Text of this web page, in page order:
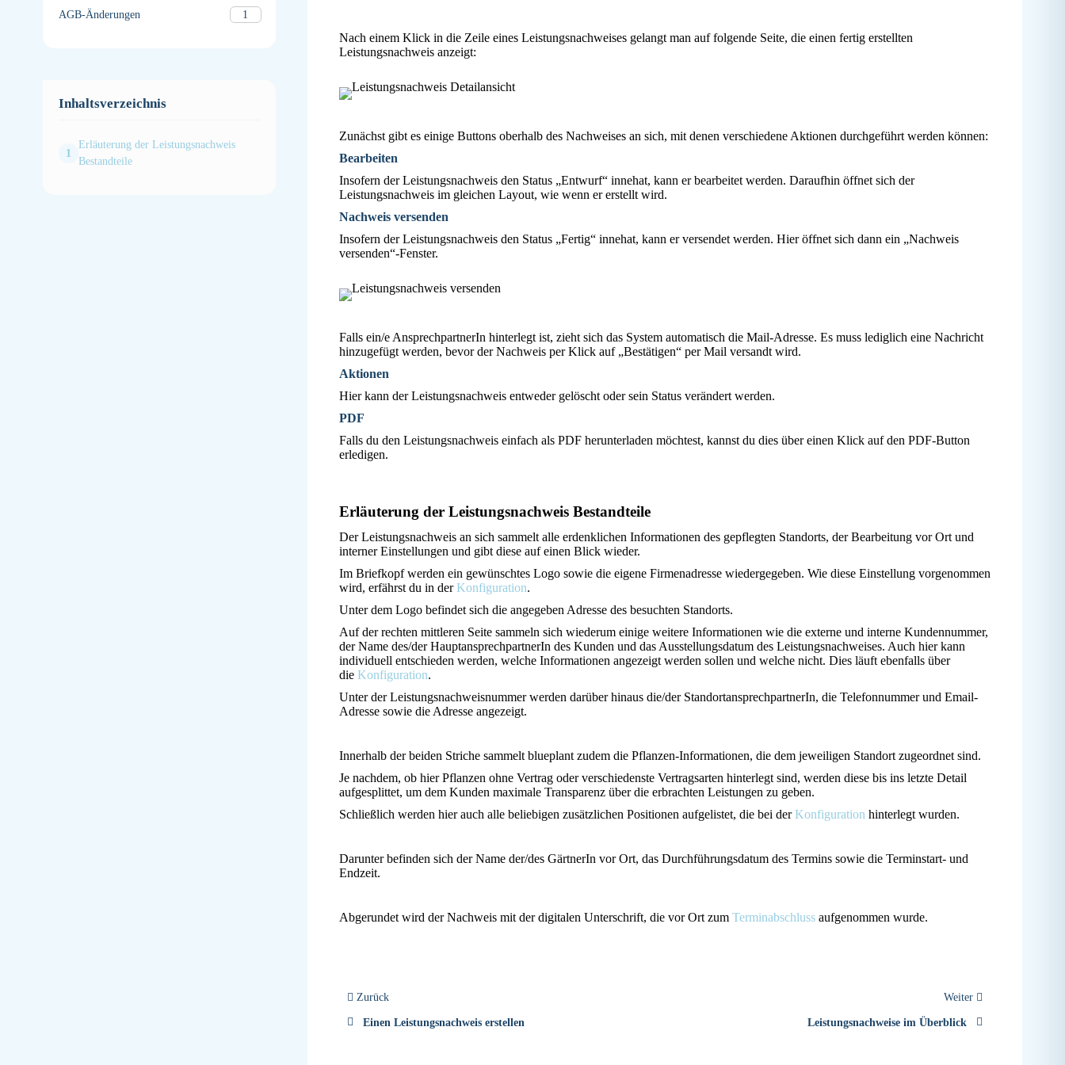
AGB-Änderungen 1
Nach einem Klick in die Zeile eines Leistungsnachweises gelangt man auf folgende Seite, die einen fertig erstellten
Leistungsnachweis anzeigt:
Zunächst gibt es einige Buttons oberhalb des Nachweises an sich, mit denen verschiedene Aktionen durchgeführt werden können:
Bearbeiten
Insofern der Leistungsnachweis den Status „Entwurf“ innehat, kann er bearbeitet werden. Daraufhin öffnet sich der
Leistungsnachweis im gleichen Layout, wie wenn er erstellt wird.
Nachweis versenden
Insofern der Leistungsnachweis den Status „Fertig“ innehat, kann er versendet werden. Hier öffnet sich dann ein „Nachweis
versenden“-Fenster.
Falls ein/e AnsprechpartnerIn hinterlegt ist, zieht sich das System automatisch die Mail-Adresse. Es muss lediglich eine Nachricht
hinzugefügt werden, bevor der Nachweis per Klick auf „Bestätigen“ per Mail versandt wird.
Aktionen
Hier kann der Leistungsnachweis entweder gelöscht oder sein Status verändert werden.
PDF
Falls du den Leistungsnachweis einfach als PDF herunterladen möchtest, kannst du dies über einen Klick auf den PDF-Button
erledigen.
Erläuterung der Leistungsnachweis Bestandteile
Der Leistungsnachweis an sich sammelt alle erdenklichen Informationen des gepflegten Standorts, der Bearbeitung vor Ort und
interner Einstellungen und gibt diese auf einen Blick wieder.
Im Briefkopf werden ein gewünschtes Logo sowie die eigene Firmenadresse wiedergegeben. Wie diese Einstellung vorgenommen
wird, erfährst du in derKonfiguration.
Unter dem Logo befindet sich die angegeben Adresse des besuchten Standorts.
Auf der rechten mittleren Seite sammeln sich wiederum einige weitere Informationen wie die externe und interne Kundennummer,
der Name des/der HauptansprechpartnerIn des Kunden und das Ausstellungsdatum des Leistungsnachweises. Auch hier kann
individuell entschieden werden, welche Informationen angezeigt werden sollen und welche nicht. Dies läuft ebenfalls über
die Konfiguration.
Unter der Leistungsnachweisnummer werden darüber hinaus die/der StandortansprechpartnerIn, die Telefonnummer und Email-
Adresse sowie die Adresse angezeigt.
Innerhalb der beiden Striche sammelt blueplant zudem die Pflanzen-Informationen, die dem jeweiligen Standort zugeordnet sind.
Je nachdem, ob hier Pflanzen ohne Vertrag oder verschiedenste Vertragsarten hinterlegt sind, werden diese bis ins letzte Detail
aufgesplittet, um dem Kunden maximale Transparenz über die erbrachten Leistungen zu geben.
Schließlich werden hier auch alle beliebigen zusätzlichen Positionen aufgelistet, die bei derKonfiguration hinterlegt wurden.
Darunter befinden sich der Name der/des GärtnerIn vor Ort, das Durchführungsdatum des Termins sowie die Terminstart- und
Endzeit.
Abgerundet wird der Nachweis mit der digitalen Unterschrift, die vor Ort zum Terminabschluss aufgenommen wurde.
Zurück
Einen Leistungsnachweis erstellen
Weiter
Leistungsnachweise im Überblick
Inhaltsverzeichnis
Erläuterung der Leistungsnachweis
Bestandteile